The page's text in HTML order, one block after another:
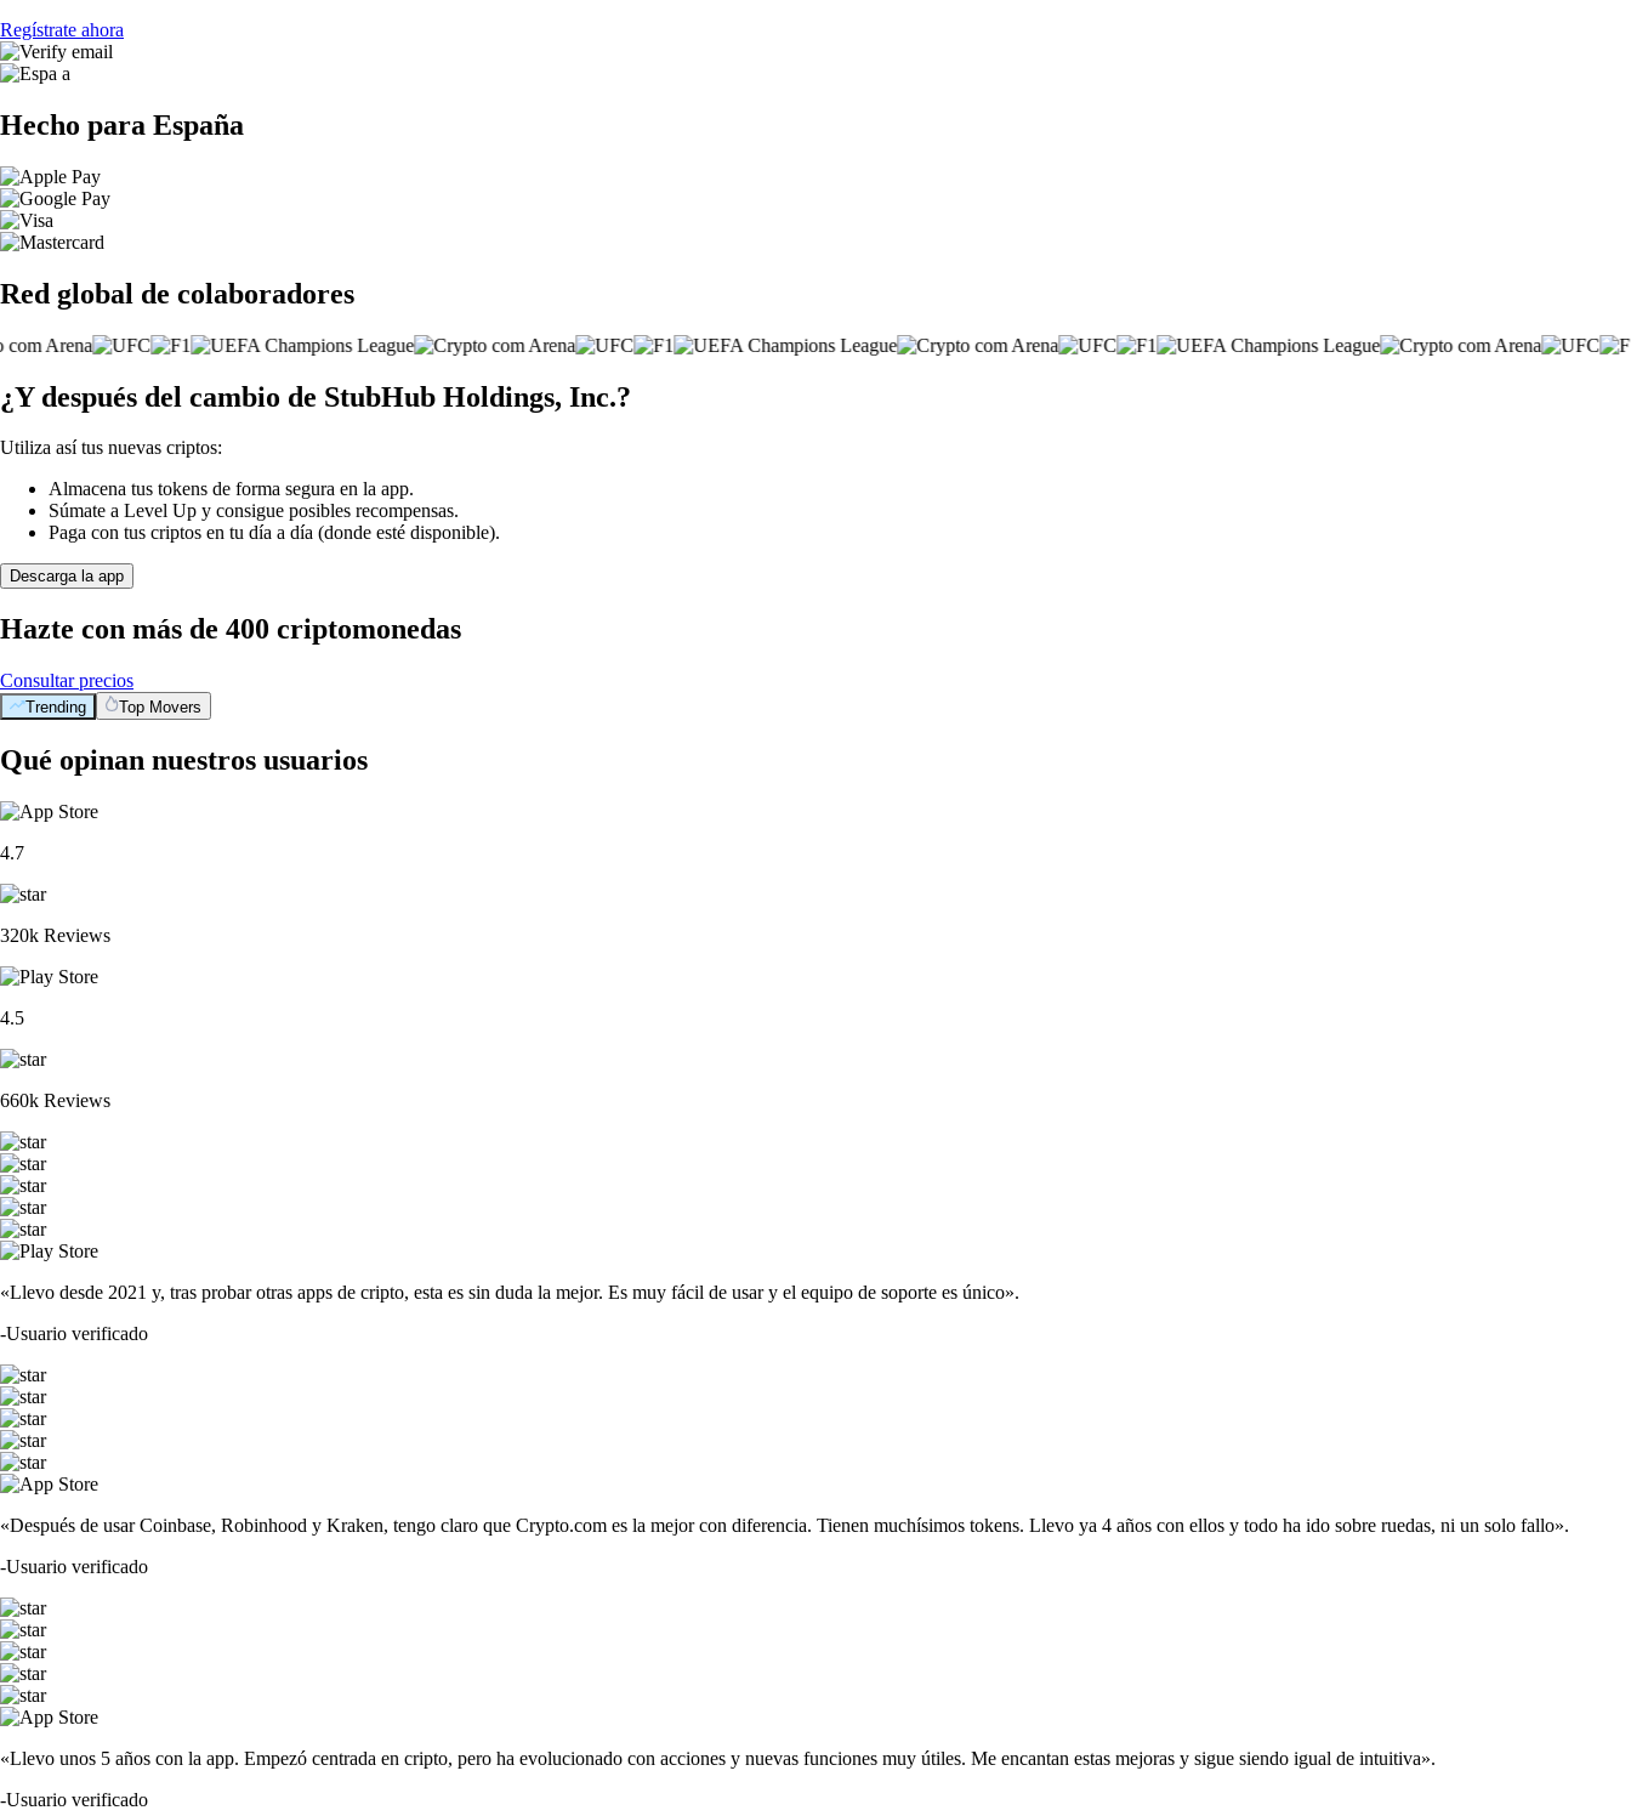
Regístrate ahora
Hecho para España
Red global de colaboradores
¿Y después del cambio de StubHub Holdings, Inc.?
Utiliza así tus nuevas criptos:
Almacena tus tokens de forma segura en la app.
Súmate a Level Up y consigue posibles recompensas.
Paga con tus criptos en tu día a día (donde esté disponible).
Descarga la app
Hazte con más de 400 criptomonedas
Consultar precios
Trending Top Movers
Qué opinan nuestros usuarios
4.7
320k Reviews
4.5
660k Reviews
«Llevo desde 2021 y, tras probar otras apps de cripto, esta es sin duda la mejor. Es muy fácil de usar y el equipo de soporte es único».
-Usuario verificado
«Después de usar Coinbase, Robinhood y Kraken, tengo claro que Crypto.com es la mejor con diferencia. Tienen muchísimos tokens. Llevo ya 4 años con ellos y todo ha ido sobre ruedas, ni un solo fallo».
-Usuario verificado
«Llevo unos 5 años con la app. Empezó centrada en cripto, pero ha evolucionado con acciones y nuevas funciones muy útiles. Me encantan estas mejoras y sigue siendo igual de intuitiva».
-Usuario verificado